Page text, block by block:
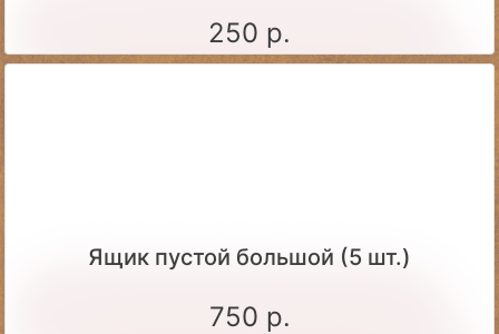
250 р.
Ящик пустой большой (5 шт.)
750 р.